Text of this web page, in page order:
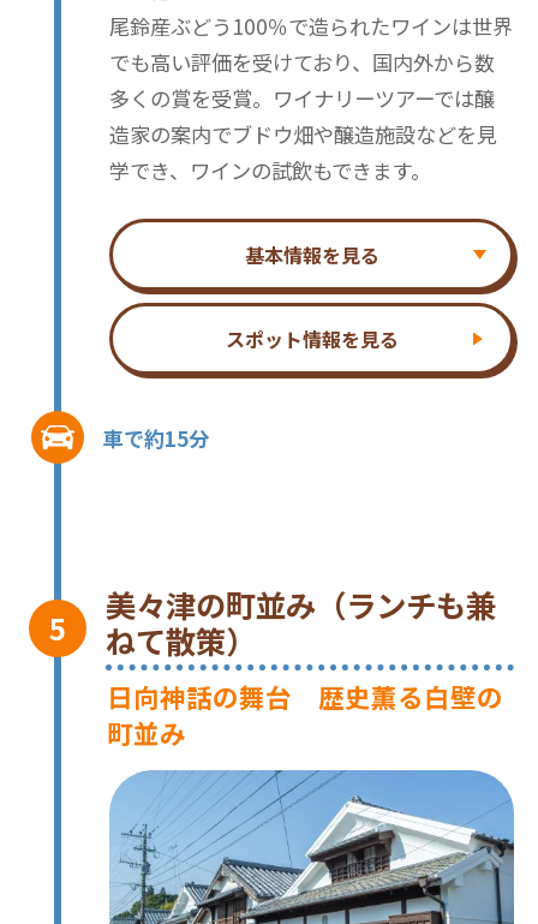
尾鈴産ぶどう100％で造られたワインは世界
でも高い評価を受けており、国内外から数
多くの賞を受賞。ワイナリーツアーでは醸
造家の案内でブドウ畑や醸造施設などを見
学でき、ワインの試飲もできます。
基本情報を見る
スポット情報を見る
車で約15分
美々津の町並み（ランチも兼
ねて散策）
日向神話の舞台 歴史薫る白壁の
町並み